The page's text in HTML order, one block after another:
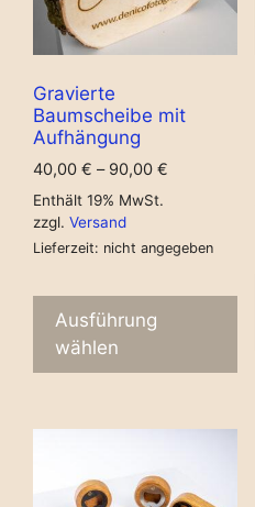
Gravierte
Baumscheibe mit
Aufhängung
40,00 € – 90,00 €
Enthält 19% MwSt.
zzgl. Versand
Lieferzeit: nicht angegeben
Ausführung
wählen